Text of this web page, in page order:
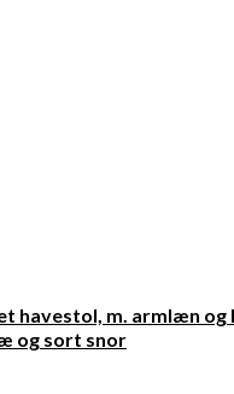
havestol, m. armlæn og
og sort snor